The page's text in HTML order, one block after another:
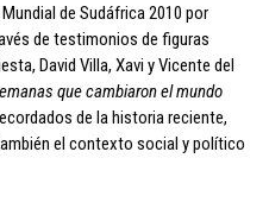
de Sudáfrica 2010 por
de testimonios de figuras
David Villa, Xavi y Vicente del
que cambiaron el mundo
de la historia reciente,
el contexto social y político